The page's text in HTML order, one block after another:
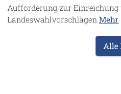
Aufforderung zur Einreichung
Landeswahlvorschlägen Mehr
Alle